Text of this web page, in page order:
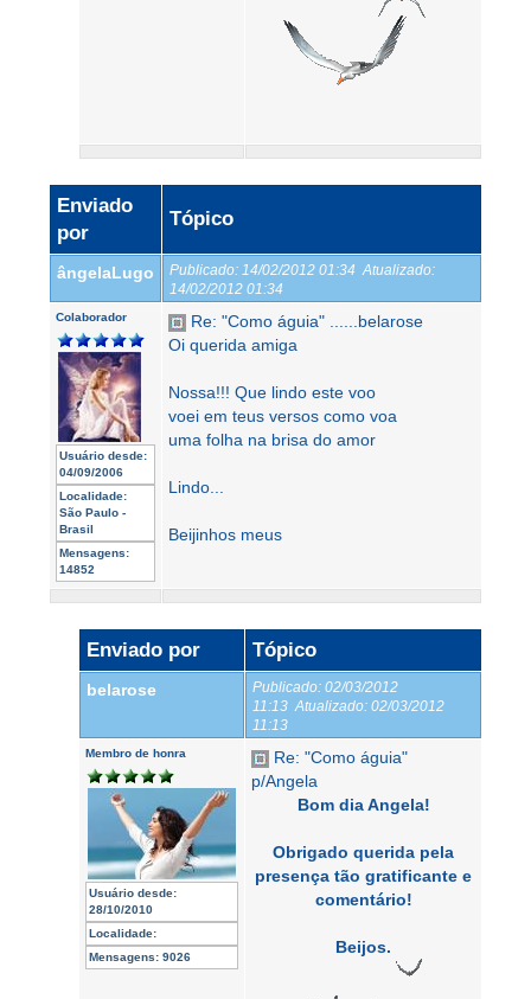
Enviado
por
Tópico
ângelaLugo Publicado: 14/02/2012 01:34 Atualizado:
14/02/2012 01:34
Colaborador
Usuário desde:
04/09/2006
Localidade:
São Paulo -
Brasil
Mensagens:
14852
Re: "Como águia" ......belarose
Oi querida amiga
Nossa!!! Que lindo este voo
voei em teus versos como voa
uma folha na brisa do amor
Lindo...
Beijinhos meus
Enviado por Tópico
belarose Publicado: 02/03/2012
11:13 Atualizado: 02/03/2012
11:13
Membro de honra
Usuário desde:
28/10/2010
Localidade:
Mensagens: 9026
Re: "Como águia"
p/Angela
Bom dia Angela!
Obrigado querida pela
presença tão gratificante e
comentário!
Beijos.